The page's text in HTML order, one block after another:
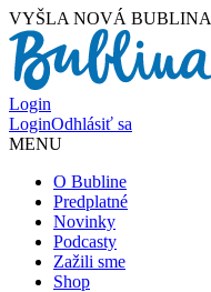
VYŠLA NOVÁ
Login
LoginOdhlásiť sa
MENU
O Bubline
Predplatné
Novinky
Podcasty
Zažili sme
Shop